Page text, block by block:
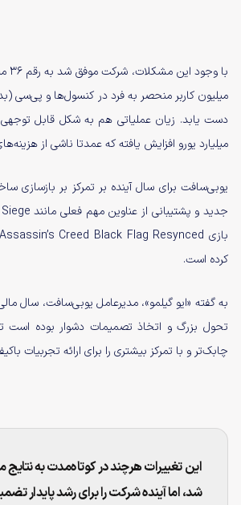
میلیارد یورو افزایش یافته که عمدتا ناشی از
یوبی‌سافت برای سال آینده بر تمرکز بر بازسازی
کرده است.
به گفته «ایو گیلمو»، مدیرعامل یوبی‌سافت، سال
تحول بزرگ و اتخاذ تصمیمات دشوار بوده است
چابک‌تر و با تمرکز بیشتری را برای ارائه تجربیات
این تغییرات هرچند در کوتاه‌مدت به
شد، اما آینده شرکت را برای رشد پایدار